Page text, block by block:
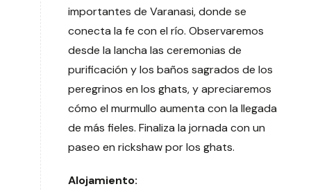
importantes de Varanasi, donde se
conecta la fe con el río. Observaremos
desde la lancha las ceremonias de
purificación y los baños sagrados de los
peregrinos en los ghats, y apreciaremos
cómo el murmullo aumenta con la llegada
de más fieles. Finaliza la jornada con un
paseo en rickshaw por los ghats.
Alojamiento: